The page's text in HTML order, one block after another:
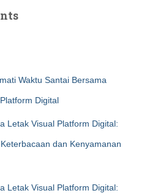
Waktu Santai Bersama
Digital
Letak Visual Platform Digital:
dan Kenyamanan
Letak Visual Platform Digital: